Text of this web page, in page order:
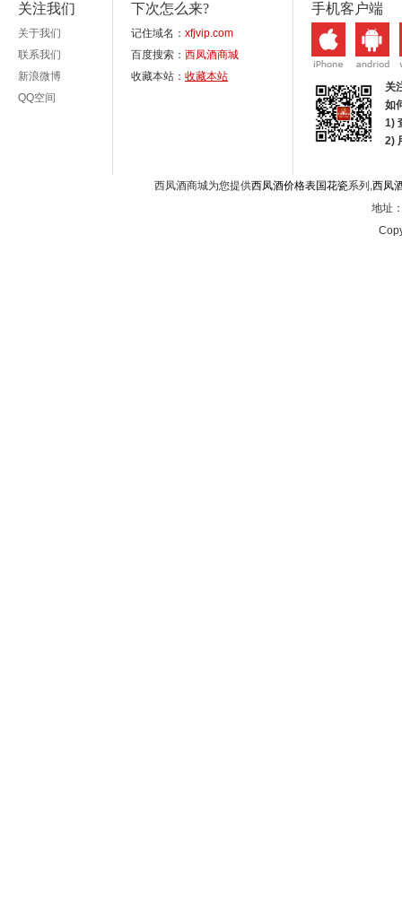
关注我们
关于我们
联系我们
新浪微博
QQ空间
下次怎么来?
记住域名： xfjvip.com
百度搜索： 西凤酒商城
收藏本站： 收藏本站
手机客户端
关
如
1)
2)
西凤酒商城为您提供西凤酒价格表国花瓷系列,西凤
地址